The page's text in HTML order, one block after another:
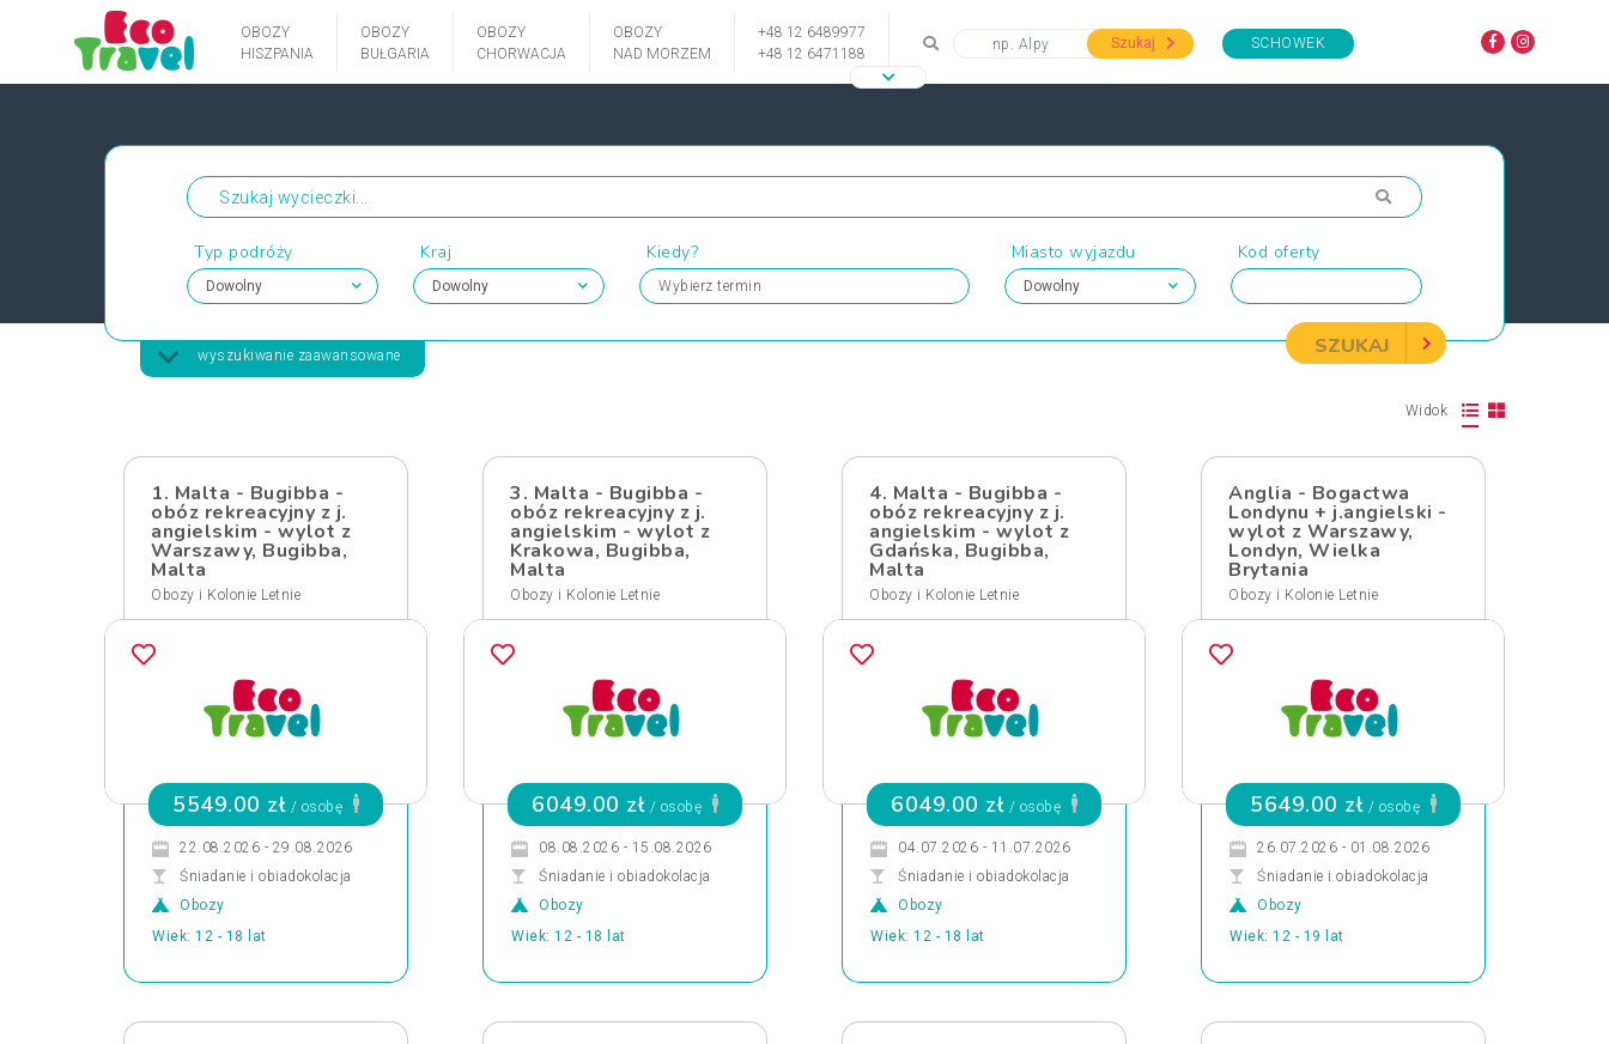
OBOZY
HISZPANIA
OBOZY
BUŁGARIA
OBOZY
CHORWACJA
OBOZY
NAD MORZEM
+48 12 6489977
+48 12 6471188
Szukaj SCHOWEK
Typ podróży Kraj Kiedy?
Wybierz termin
Miasto wyjazdu Kod oferty
SZUKAJ
wyszukiwanie zaawansowane
Widok
1. Malta - Bugibba -
obóz rekreacyjny z j.
angielskim - wylot z
Warszawy, Bugibba,
Malta
Obozy i Kolonie Letnie
5549.00 zł / osobę
22.08.2026 - 29.08.2026
Śniadanie i obiadokolacja
Obozy
Wiek: 12 - 18 lat
3. Malta - Bugibba -
obóz rekreacyjny z j.
angielskim - wylot z
Krakowa, Bugibba,
Malta
Obozy i Kolonie Letnie
6049.00 zł / osobę
08.08.2026 - 15.08.2026
Śniadanie i obiadokolacja
Obozy
Wiek: 12 - 18 lat
4. Malta - Bugibba -
obóz rekreacyjny z j.
angielskim - wylot z
Gdańska, Bugibba,
Malta
Obozy i Kolonie Letnie
6049.00 zł / osobę
04.07.2026 - 11.07.2026
Śniadanie i obiadokolacja
Obozy
Wiek: 12 - 18 lat
Anglia - Bogactwa
Londynu + j.angielski -
wylot z Warszawy,
Londyn, Wielka
Brytania
Obozy i Kolonie Letnie
5649.00 zł / osobę
26.07.2026 - 01.08.2026
Śniadanie i obiadokolacja
Obozy
Wiek: 12 - 19 lat